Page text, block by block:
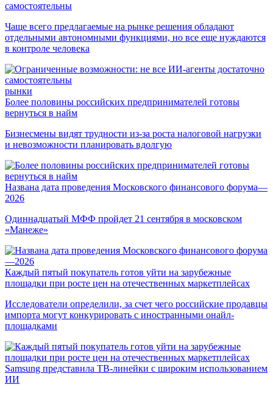
самостоятельны
Чаще всего предлагаемые на рынке решения обладают
отдельными автономными функциями, но все еще нуждаются
в контроле человека
рынки
Более половины российских предпринимателей готовы
вернуться в найм
Бизнесмены видят трудности из-за роста налоговой нагрузки
и невозможности планировать вдолгую
Названа дата проведения Московского финансового форума—
2026
Одиннадцатый МФФ пройдет 21 сентября в московском
«Манеже»
Каждый пятый покупатель готов уйти на зарубежные
площадки при росте цен на отечественных маркетплейсах
Исследователи определили, за счет чего российские продавцы
импорта могут конкурировать с иностранными онайл-
площадками
Samsung представила ТВ-линейки с широким использованием
ИИ